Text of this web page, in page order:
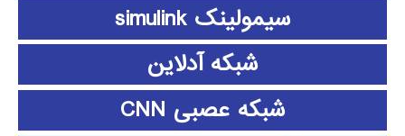
سیمولینک simulink
شبکه آدلاین
شبکه عصبی CNN